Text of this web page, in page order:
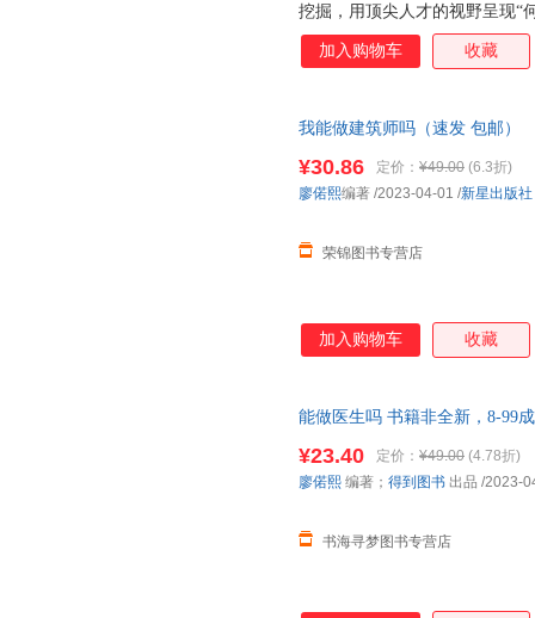
挖掘，用顶尖人才的视野呈现“
专业的答案，为你带来一线最
书，多方位透视建筑师这一职
加入购物车 收藏
我能做建筑师吗（速发 包邮）
¥30.86 定价： ¥49.00 (6.3折)
荣锦图书专营店
廖偌熙编著 /2023-04-01 /新星出版社
加入购物车 收藏
能做医生吗 书籍非全新，8-99
¥23.40 定价： ¥49.00 (4.78折)
书海寻梦图书专营店
廖偌熙 编著； 得到图书 出品 /2023-